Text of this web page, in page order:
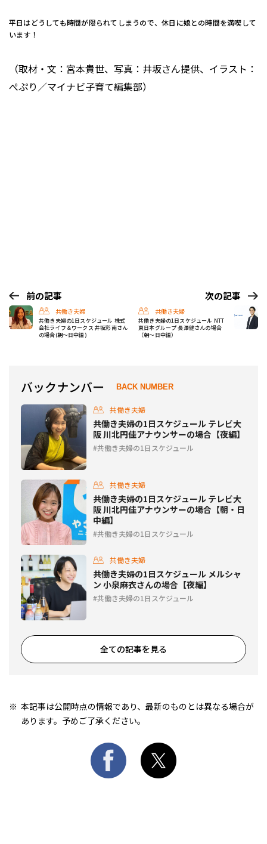
平日はどうしても時間が限られてしまうので、休日に娘との時間を満喫して
います！
（取材・文：宮本貴世、写真：井坂さん提供、イラスト：
ぺぷり／マイナビ子育て編集部）
前の記事
共働き夫婦
共働き夫婦の1日スケジュール 株式
会社ライフ＆ワークス 井坂彩南さん
の場合(朝〜日中編)
次の記事
共働き夫婦
共働き夫婦の1日スケジュール NTT
東日本グループ 長澤健さんの場合
（朝〜日中編）
バックナンバー BACK NUMBER
共働き夫婦
共働き夫婦の1日スケジュール テレビ大
阪 川北円佳アナウンサーの場合【夜編】
共働き夫婦の1日スケジュール
共働き夫婦
共働き夫婦の1日スケジュール テレビ大
阪 川北円佳アナウンサーの場合【朝・日
中編】
共働き夫婦の1日スケジュール
共働き夫婦
共働き夫婦の1日スケジュール メルシャ
ン 小泉麻衣さんの場合【夜編】
共働き夫婦の1日スケジュール
全ての記事を見る
本記事は公開時点の情報であり、最新のものとは異なる場合が
あります。予めご了承ください。